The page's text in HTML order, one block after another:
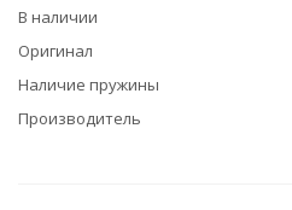
В наличии
Оригинал
Наличие пружины
Производитель